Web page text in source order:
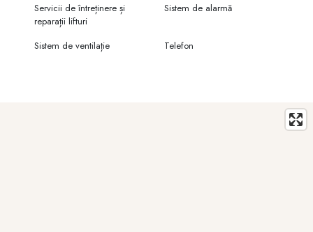
Servicii de întreținere și
reparații lifturi
Sistem de alarmă
Sistem de ventilație Telefon